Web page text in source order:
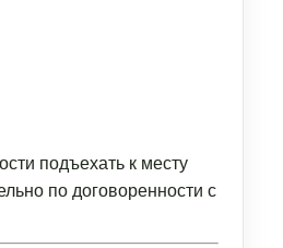
подъехать к месту
по договоренности с